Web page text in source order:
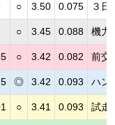
○ 3.50 0.075 ３日
○ 3.45 0.088 機力
○ 3.42 0.082 前交
◎ 3.42 0.093 ハン
○ 3.41 0.093 試走